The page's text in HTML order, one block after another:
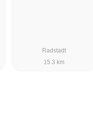
Radstadt
15.3 km